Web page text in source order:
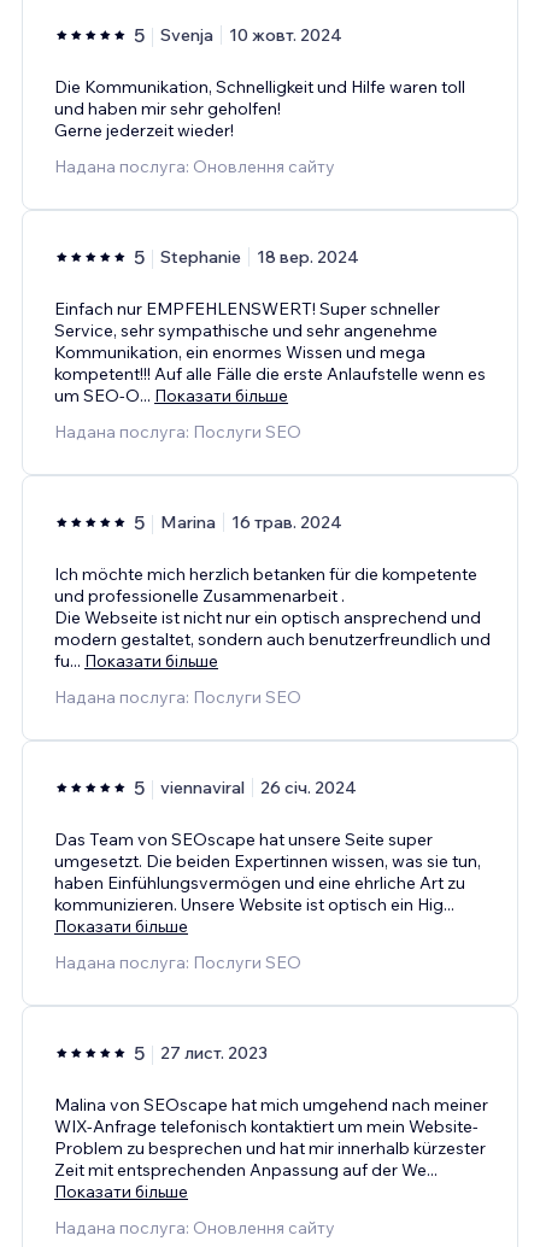
5 Svenja 10 жовт. 2024
Die Kommunikation, Schnelligkeit und Hilfe waren toll
und haben mir sehr geholfen!
Gerne jederzeit wieder!
Надана послуга: Оновлення сайту
5 Stephanie 18 вер. 2024
Einfach nur EMPFEHLENSWERT! Super schneller
Service, sehr sympathische und sehr angenehme
Kommunikation, ein enormes Wissen und mega
kompetent!!! Auf alle Fälle die erste Anlaufstelle wenn es
um SEO-O... Показати більше
Надана послуга: Послуги SEO
5 Marina 16 трав. 2024
Ich möchte mich herzlich betanken für die kompetente
und professionelle Zusammenarbeit .
Die Webseite ist nicht nur ein optisch ansprechend und
modern gestaltet, sondern auch benutzerfreundlich und
fu... Показати більше
Надана послуга: Послуги SEO
5 viennaviral 26 січ. 2024
Das Team von SEOscape hat unsere Seite super
umgesetzt. Die beiden Expertinnen wissen, was sie tun,
haben Einfühlungsvermögen und eine ehrliche Art zu
kommunizieren. Unsere Website ist optisch ein Hig...
Показати більше
Надана послуга: Послуги SEO
5 27 лист. 2023
Malina von SEOscape hat mich umgehend nach meiner
WIX-Anfrage telefonisch kontaktiert um mein Website-
Problem zu besprechen und hat mir innerhalb kürzester
Zeit mit entsprechenden Anpassung auf der We...
Показати більше
Надана послуга: Оновлення сайту